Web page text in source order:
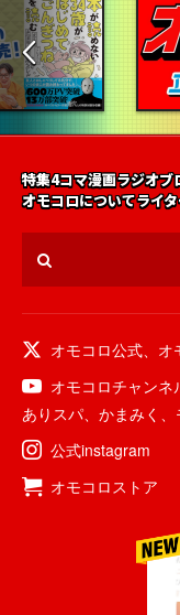
特集4コマ漫画ラジオブ
オモコロについてライ
オモコロ公式
オ
オモコロチャンネ
ありスパ
かまみく
公式instagram
オモコロストア